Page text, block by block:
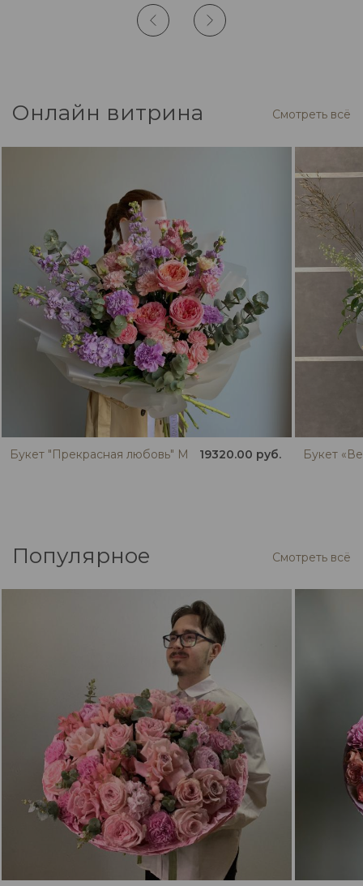
Онлайн витрина Смотреть всё
Букет "Прекрасная любовь" M 19320.00 руб. Букет
Популярное Смотреть всё